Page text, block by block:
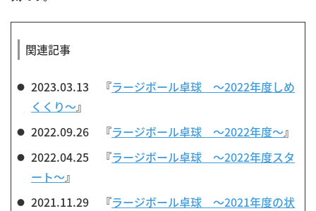
関連記事
2023.03.13 『ラージボール卓球 ～2022年度しめ
くくり～』
2022.09.26 『ラージボール卓球 ～2022年度～』
2022.04.25 『ラージボール卓球 ～2022年度スタ
ート～』
2021.11.29 『ラージボール卓球 ～2021年度の状